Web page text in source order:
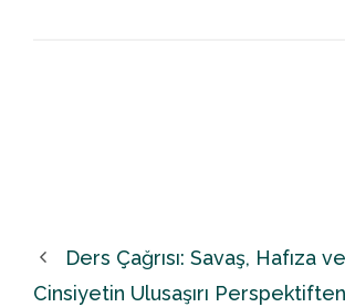
Ders Çağrısı: Savaş, Hafıza
Cinsiyetin Ulusaşırı Perspektiften